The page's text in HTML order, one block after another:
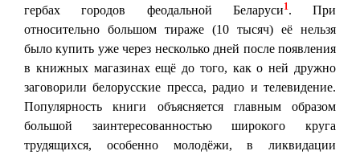
гербах городов феодальной Беларуси1. При
относительно большом тираже (10 тысяч) её нельзя
было купить уже через несколько дней после появления
в книжных магазинах ещё до того, как о ней дружно
заговорили белорусские пресса, радио и телевидение.
Популярность книги объясняется главным образом
большой заинтересованностью широкого круга
трудящихся, особенно молодёжи, в ликвидации